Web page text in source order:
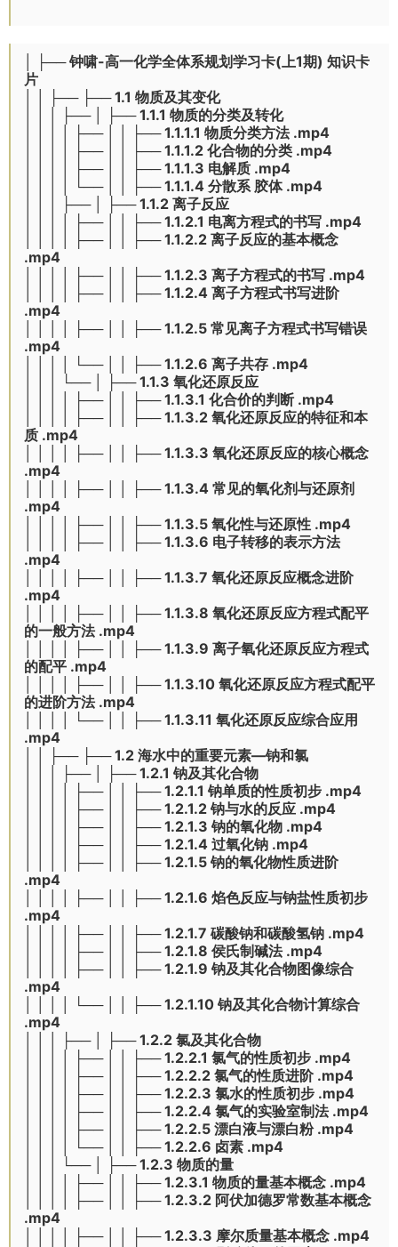
│ ├── 钟啸-高一化学全体系规划学习卡(上1期) 知识卡
片
│ │ ├── ├── 1.1 物质及其变化
│ │ │ ├── │ ├── 1.1.1 物质的分类及转化
│ │ │ │ ├── │ │ ├── 1.1.1.1 物质分类方法 .mp4
│ │ │ │ ├── │ │ ├── 1.1.1.2 化合物的分类 .mp4
│ │ │ │ ├── │ │ ├── 1.1.1.3 电解质 .mp4
│ │ │ │ └── │ │ ├── 1.1.1.4 分散系 胶体 .mp4
│ │ │ ├── │ ├── 1.1.2 离子反应
│ │ │ │ ├── │ │ ├── 1.1.2.1 电离方程式的书写 .mp4
│ │ │ │ ├── │ │ ├── 1.1.2.2 离子反应的基本概念
.mp4
│ │ │ │ ├── │ │ ├── 1.1.2.3 离子方程式的书写 .mp4
│ │ │ │ ├── │ │ ├── 1.1.2.4 离子方程式书写进阶
.mp4
│ │ │ │ ├── │ │ ├── 1.1.2.5 常见离子方程式书写错误
.mp4
│ │ │ │ └── │ │ ├── 1.1.2.6 离子共存 .mp4
│ │ │ └── │ ├── 1.1.3 氧化还原反应
│ │ │ │ ├── │ │ ├── 1.1.3.1 化合价的判断 .mp4
│ │ │ │ ├── │ │ ├── 1.1.3.2 氧化还原反应的特征和本
质 .mp4
│ │ │ │ ├── │ │ ├── 1.1.3.3 氧化还原反应的核心概念
.mp4
│ │ │ │ ├── │ │ ├── 1.1.3.4 常见的氧化剂与还原剂
.mp4
│ │ │ │ ├── │ │ ├── 1.1.3.5 氧化性与还原性 .mp4
│ │ │ │ ├── │ │ ├── 1.1.3.6 电子转移的表示方法
.mp4
│ │ │ │ ├── │ │ ├── 1.1.3.7 氧化还原反应概念进阶
.mp4
│ │ │ │ ├── │ │ ├── 1.1.3.8 氧化还原反应方程式配平
的一般方法 .mp4
│ │ │ │ ├── │ │ ├── 1.1.3.9 离子氧化还原反应方程式
的配平 .mp4
│ │ │ │ ├── │ │ ├── 1.1.3.10 氧化还原反应方程式配平
的进阶方法 .mp4
│ │ │ │ └── │ │ ├── 1.1.3.11 氧化还原反应综合应用
.mp4
│ │ ├── ├── 1.2 海水中的重要元素—钠和氯
│ │ │ ├── │ ├── 1.2.1 钠及其化合物
│ │ │ │ ├── │ │ ├── 1.2.1.1 钠单质的性质初步 .mp4
│ │ │ │ ├── │ │ ├── 1.2.1.2 钠与水的反应 .mp4
│ │ │ │ ├── │ │ ├── 1.2.1.3 钠的氧化物 .mp4
│ │ │ │ ├── │ │ ├── 1.2.1.4 过氧化钠 .mp4
│ │ │ │ ├── │ │ ├── 1.2.1.5 钠的氧化物性质进阶
.mp4
│ │ │ │ ├── │ │ ├── 1.2.1.6 焰色反应与钠盐性质初步
.mp4
│ │ │ │ ├── │ │ ├── 1.2.1.7 碳酸钠和碳酸氢钠 .mp4
│ │ │ │ ├── │ │ ├── 1.2.1.8 侯氏制碱法 .mp4
│ │ │ │ ├── │ │ ├── 1.2.1.9 钠及其化合物图像综合
.mp4
│ │ │ │ └── │ │ ├── 1.2.1.10 钠及其化合物计算综合
.mp4
│ │ │ ├── │ ├── 1.2.2 氯及其化合物
│ │ │ │ ├── │ │ ├── 1.2.2.1 氯气的性质初步 .mp4
│ │ │ │ ├── │ │ ├── 1.2.2.2 氯气的性质进阶 .mp4
│ │ │ │ ├── │ │ ├── 1.2.2.3 氯水的性质初步 .mp4
│ │ │ │ ├── │ │ ├── 1.2.2.4 氯气的实验室制法 .mp4
│ │ │ │ ├── │ │ ├── 1.2.2.5 漂白液与漂白粉 .mp4
│ │ │ │ └── │ │ ├── 1.2.2.6 卤素 .mp4
│ │ │ └── │ ├── 1.2.3 物质的量
│ │ │ │ ├── │ │ ├── 1.2.3.1 物质的量基本概念 .mp4
│ │ │ │ ├── │ │ ├── 1.2.3.2 阿伏加德罗常数基本概念
.mp4
│ │ │ │ ├── │ │ ├── 1.2.3.3 摩尔质量基本概念 .mp4